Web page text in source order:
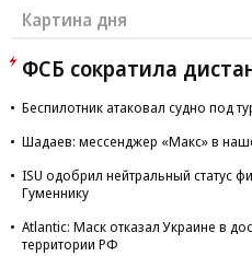
Картина дня
ФСБ сократила
Беспилотник атаковал судно под
Шадаев: мессенджер «Макс» в
ISU одобрил нейтральный статус
Гуменнику
Atlantic: Маск отказал Украине в
территории РФ